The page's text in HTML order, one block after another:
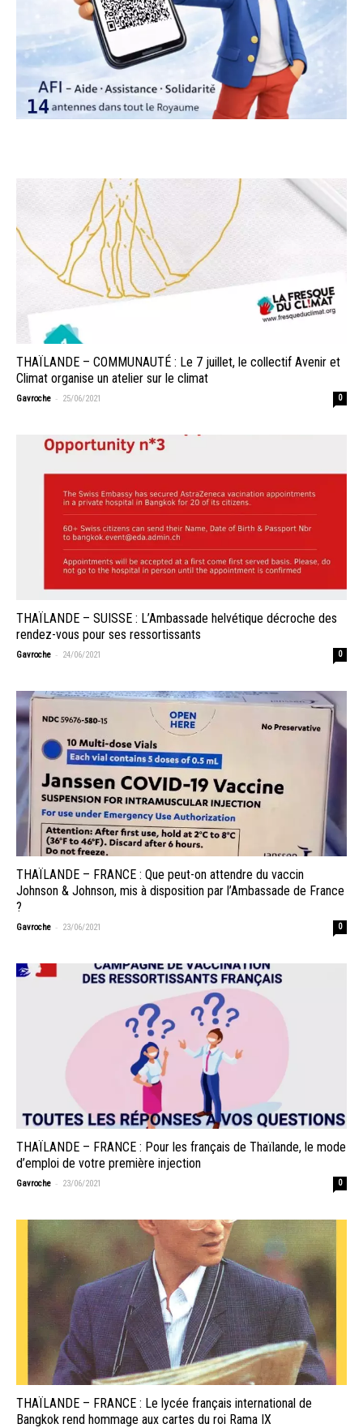
THAÏLANDE – COMMUNAUTÉ : Le 7 juillet, le collectif Avenir et
Climat organise un atelier sur le climat
Gavroche - 25/06/2021 0
THAÏLANDE – SUISSE : L’Ambassade helvétique décroche des
rendez-vous pour ses ressortissants
Gavroche - 24/06/2021 0
THAÏLANDE – FRANCE : Que peut-on attendre du vaccin
Johnson & Johnson, mis à disposition par l’Ambassade de France
?
Gavroche - 23/06/2021 0
THAÏLANDE – FRANCE : Pour les français de Thaïlande, le mode
d’emploi de votre première injection
Gavroche - 23/06/2021 0
THAÏLANDE – FRANCE : Le lycée français international de
Bangkok rend hommage aux cartes du roi Rama IX